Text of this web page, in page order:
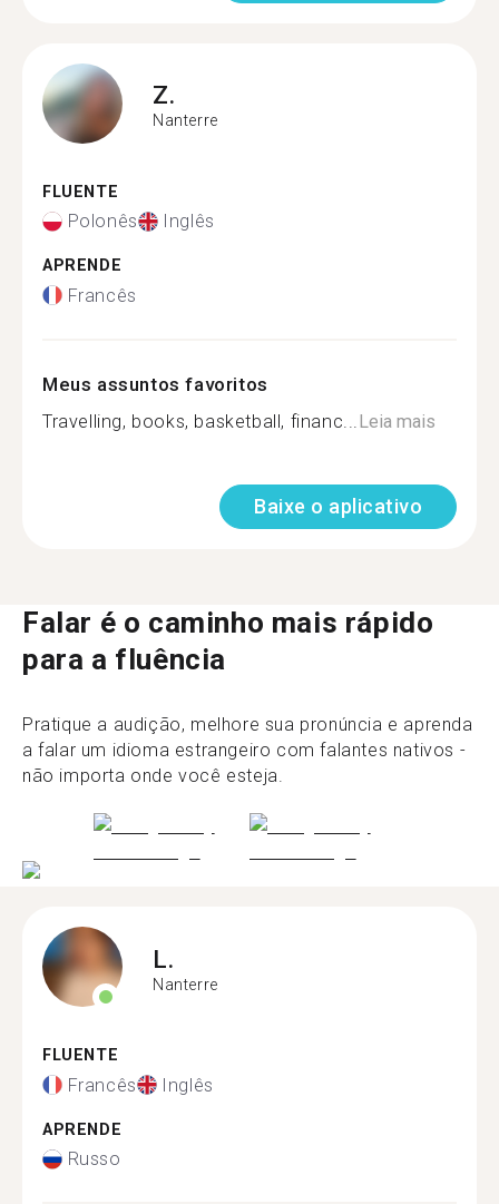
Z.
Nanterre
FLUENTE
Polonês Inglês
APRENDE
Francês
Meus assuntos favoritos
Travelling, books, basketball, financ... Leia mais
Baixe o aplicativo
Falar é o caminho mais rápido
para a fluência
Pratique a audição, melhore sua pronúncia e aprenda
a falar um idioma estrangeiro com falantes nativos -
não importa onde você esteja.
L.
Nanterre
FLUENTE
Francês Inglês
APRENDE
Russo